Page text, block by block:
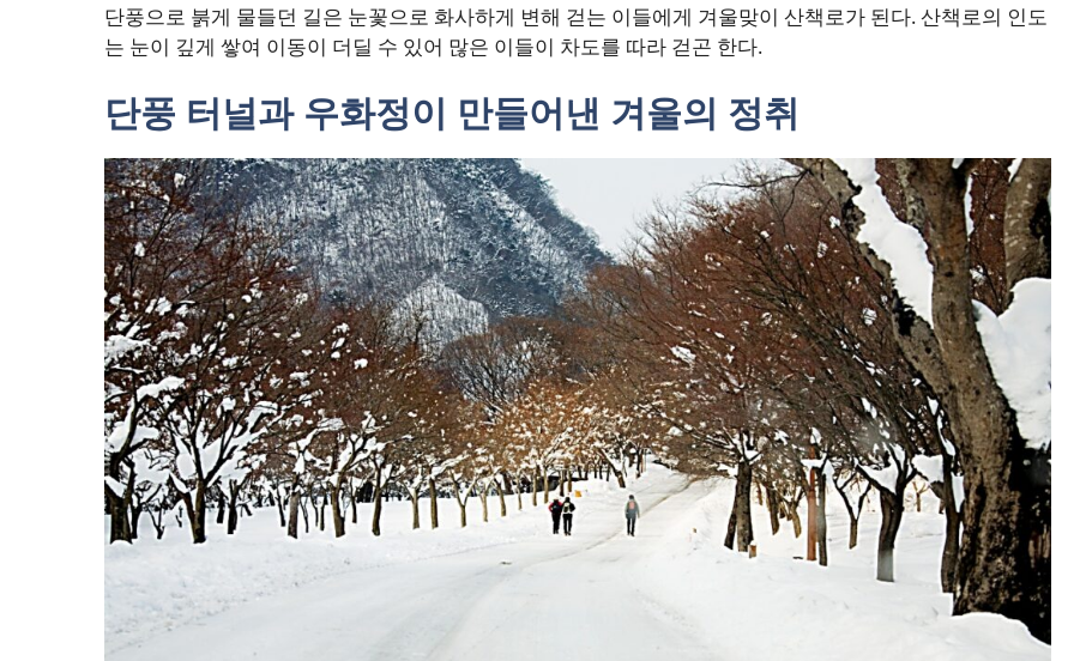
단풍으로 붉게 물들던 길은 눈꽃으로 화사하게 변해 걷는 이들에게 겨울맞이 산책로가 된다. 산책로의 인도
는 눈이 깊게 쌓여 이동이 더딜 수 있어 많은 이들이 차도를 따라 걷곤 한다.
단풍 터널과 우화정이 만들어낸 겨울의 정취